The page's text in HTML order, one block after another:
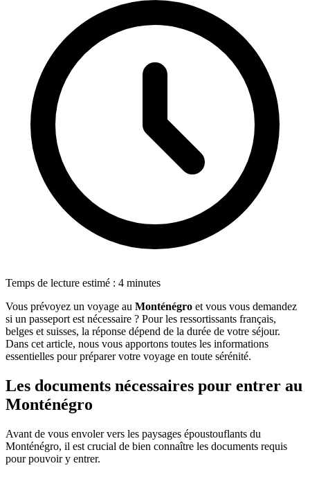
Temps de lecture estimé : 4 minutes
Vous prévoyez un voyage au Monténégro et vous vous demandez
si un passeport est nécessaire ? Pour les ressortissants français,
belges et suisses, la réponse dépend de la durée de votre séjour.
Dans cet article, nous vous apportons toutes les informations
essentielles pour préparer votre voyage en toute sérénité.
Les documents nécessaires pour entrer au
Monténégro
Avant de vous envoler vers les paysages époustouflants du
Monténégro, il est crucial de bien connaître les documents requis
pour pouvoir y entrer.